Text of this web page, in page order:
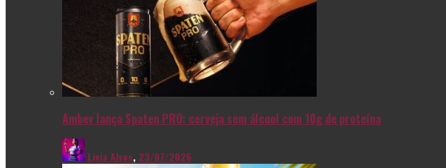
Ambev lança Spaten PRO: cerveja sem álcool com 10g de proteína
Livia Alves, 23/07/2026